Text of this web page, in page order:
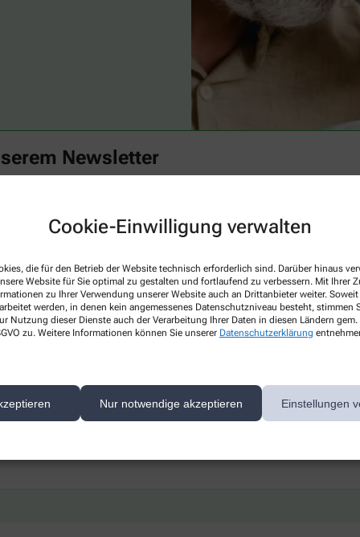
Cookie-Einwilligung verwalten
die für den Betrieb der Website technisch erforderlich sind. Darüber hinaus
Website für Sie optimal zu gestalten und fortlaufend zu verbessern. Mit Ihrer
zu Ihrer Verwendung unserer Website auch an Drittanbieter weiter. Soweit
werden, in denen kein angemessenes Datenschutzniveau besteht, stimmen
Nutzung dieser Dienste auch der Verarbeitung Ihrer Daten in diesen Ländern
zu. Weitere Informationen können Sie unserer Datenschutzerklärung
Nur notwendige akzeptieren Einstellungen
Newsletter
mit spannenden Themen rund um Ihre Gesundheit begeistern.
unserem Newsletter.
Aktuelle
Gesundheitsthemen
Erfahren Sie mehr über aktuelle
Themen rund um Ihre Gesundheit.
Sie sich Ihren 10% Gutschein* für unsere Apotheke